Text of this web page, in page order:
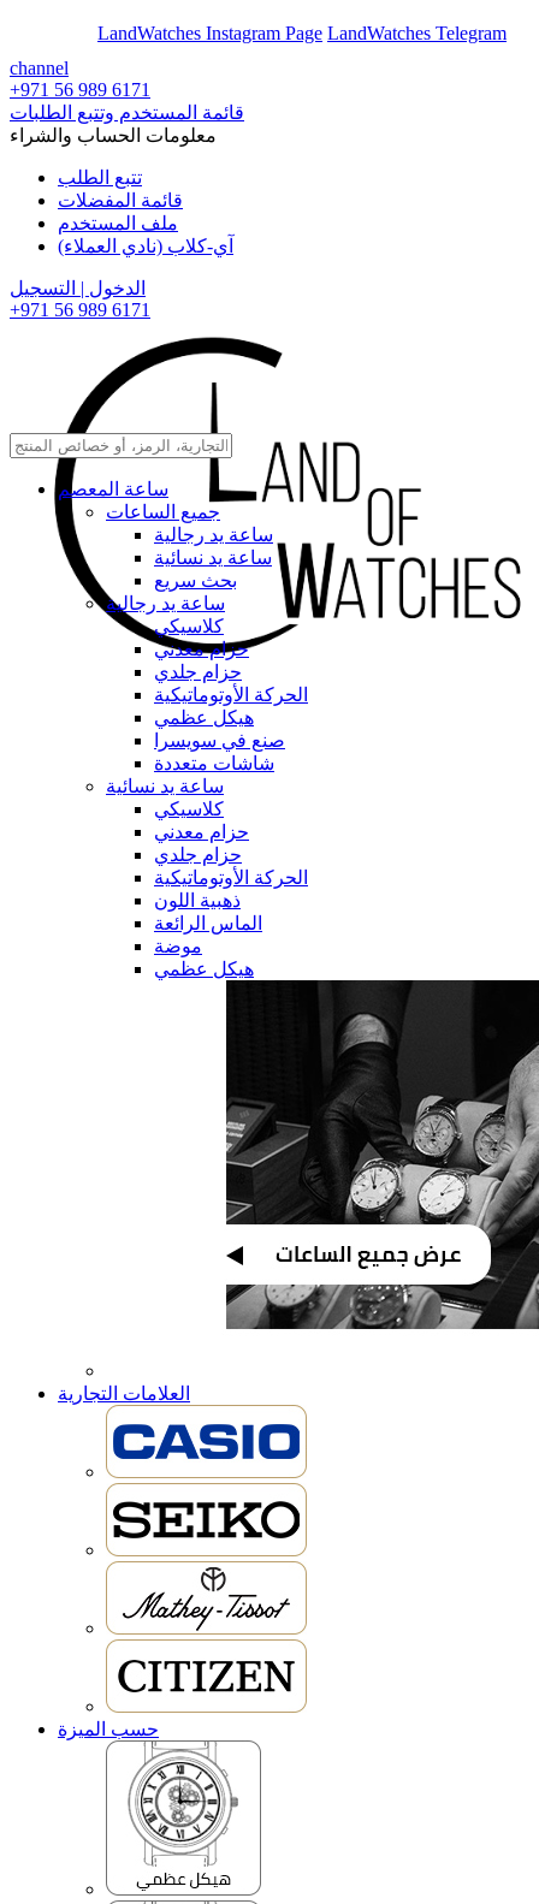
LandWatches Instagram Page LandWatches Telegram
channel
+971 56 989 6171
قائمة المستخدم وتتبع الطلبات
معلومات الحساب والشراء
تتبع الطلب
قائمة المفضلات
ملف المستخدم
آي-كلاب (نادي العملاء)
الدخول | التسجيل
+971 56 989 6171
ساعة المعصم
جميع الساعات
ساعة يد رجالية
ساعة يد نسائية
بحث سريع
ساعة يد رجالية
كلاسيكي
حزام معدني
حزام جلدي
الحركة الأوتوماتيكية
هيكل عظمي
صنع في سويسرا
شاشات متعددة
ساعة يد نسائية
كلاسيكي
حزام معدني
حزام جلدي
الحركة الأوتوماتيكية
ذهبية اللون
الماس الرائعة
موضة
هيكل عظمي
العلامات التجارية
حسب الميزة